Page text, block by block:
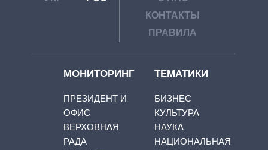
КОНТАКТЫ
ПРАВИЛА
МОНИТОРИНГ
ПРЕЗИДЕНТ И
ОФИС
ВЕРХОВНАЯ
РАДА
ТЕМАТИКИ
БИЗНЕС
КУЛЬТУРА
НАУКА
НАЦИОНАЛЬНАЯ